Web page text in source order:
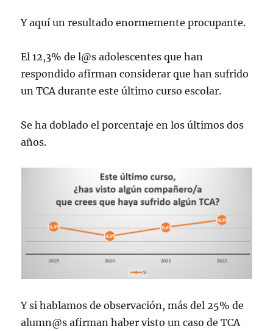
Y aquí un resultado enormemente procupante.
El 12,3% de l@s adolescentes que han
respondido afirman considerar que han sufrido
un TCA durante este último curso escolar.
Se ha doblado el porcentaje en los últimos dos
años.
Y si hablamos de observación, más del 25% de
alumn@s afirman haber visto un caso de TCA